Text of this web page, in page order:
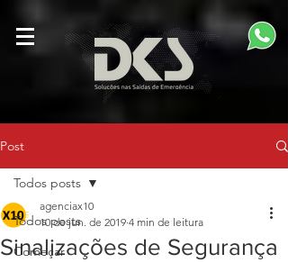
Post
Todos posts
Começar
Todos posts
Sinalizações de Segurança
agenciax10
10 de jun. de 2019 4 min de leitura